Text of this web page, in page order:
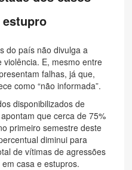
do país não divulga a
E, mesmo entre
falhas, já que,
como “não informada”.
disponibilizados de
que cerca de 75%
primeiro semestre deste
diminui para
de vítimas de agressões
casa e estupros.